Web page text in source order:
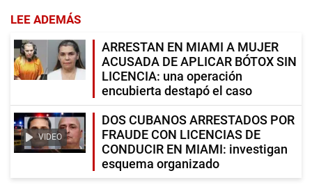
LEE ADEMÁS
ARRESTAN EN MIAMI A MUJER
ACUSADA DE APLICAR BÓTOX SIN
LICENCIA: una operación
encubierta destapó el caso
VIDEO
DOS CUBANOS ARRESTADOS POR
FRAUDE CON LICENCIAS DE
CONDUCIR EN MIAMI: investigan
esquema organizado